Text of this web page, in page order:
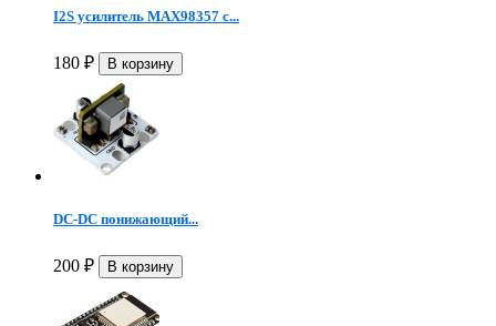
I2S усилитель MAX98357 с...
180 ₽
DC-DC понижающий...
200 ₽